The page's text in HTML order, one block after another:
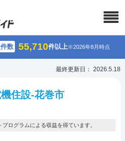
数 55,710件以上※2026年8月時点
最終更新日： 2026.5.18
住設-花巻市
ログラムによる収益を得ています。